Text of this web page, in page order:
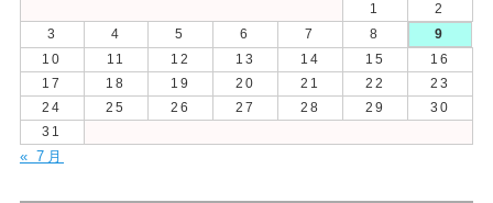
1
2
3
4 5 6 7 8
9
10
11 12 13 14 15
16
17
18 19 20 21 22
23
24
25 26 27 28 29
30
31
« 7月